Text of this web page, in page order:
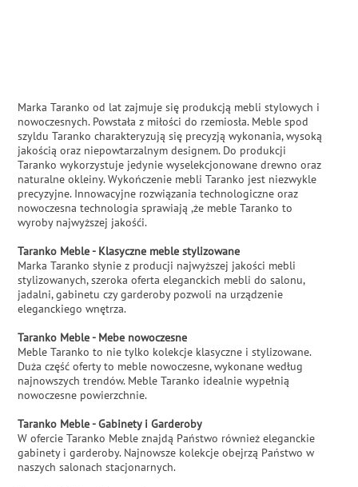
Marka Taranko od lat zajmuje się produkcją mebli stylowych i
nowoczesnych. Powstała z miłości do rzemiosła. Meble spod
szyldu Taranko charakteryzują się precyzją wykonania, wysoką
jakością oraz niepowtarzalnym designem. Do produkcji
Taranko wykorzystuje jedynie wyselekcjonowane drewno oraz
naturalne okleiny. Wykończenie mebli Taranko jest niezwykle
precyzyjne. Innowacyjne rozwiązania technologiczne oraz
nowoczesna technologia sprawiają ,że meble Taranko to
wyroby najwyższej jakośći.
Taranko Meble - Klasyczne meble stylizowane
Marka Taranko słynie z producji najwyższej jakości mebli
stylizowanych, szeroka oferta eleganckich mebli do salonu,
jadalni, gabinetu czy garderoby pozwoli na urządzenie
eleganckiego wnętrza.
Taranko Meble - Mebe nowoczesne
Meble Taranko to nie tylko kolekcje klasyczne i stylizowane.
Duża część oferty to meble nowoczesne, wykonane według
najnowszych trendów. Meble Taranko idealnie wypełnią
nowoczesne powierzchnie.
Taranko Meble - Gabinety i Garderoby
W ofercie Taranko Meble znajdą Państwo również eleganckie
gabinety i garderoby. Najnowsze kolekcje obejrzą Państwo w
naszych salonach stacjonarnych.